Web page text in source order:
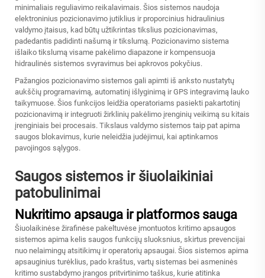
minimaliais reguliavimo reikalavimais. Šios sistemos naudoja
elektroninius pozicionavimo jutiklius ir proporcinius hidraulinius
valdymo įtaisus, kad būtų užtikrintas tikslius pozicionavimas,
padedantis padidinti našumą ir tikslumą. Pozicionavimo sistema
išlaiko tikslumą visame pakėlimo diapazone ir kompensuoja
hidraulinės sistemos svyravimus bei apkrovos pokyčius.
Pažangios pozicionavimo sistemos gali apimti iš anksto nustatytų
aukščių programavimą, automatinį išlyginimą ir GPS integravimą lauko
taikymuose. Šios funkcijos leidžia operatoriams pasiekti pakartotinį
pozicionavimą ir integruoti žirklinių pakėlimo įrenginių veikimą su kitais
įrenginiais bei procesais. Tikslaus valdymo sistemos taip pat apima
saugos blokavimus, kurie neleidžia judėjimui, kai aptinkamos
pavojingos sąlygos.
Saugos sistemos ir šiuolaikiniai
patobulinimai
Nukritimo apsauga ir platformos sauga
Šiuolaikinėse žirafinėse pakeltuvėse įmontuotos kritimo apsaugos
sistemos apima kelis saugos funkcijų sluoksnius, skirtus prevencijai
nuo nelaimingų atsitikimų ir operatorių apsaugai. Šios sistemos apima
apsauginius turėklius, pado kraštus, vartų sistemas bei asmeninės
kritimo sustabdymo įrangos pritvirtinimo taškus, kurie atitinka